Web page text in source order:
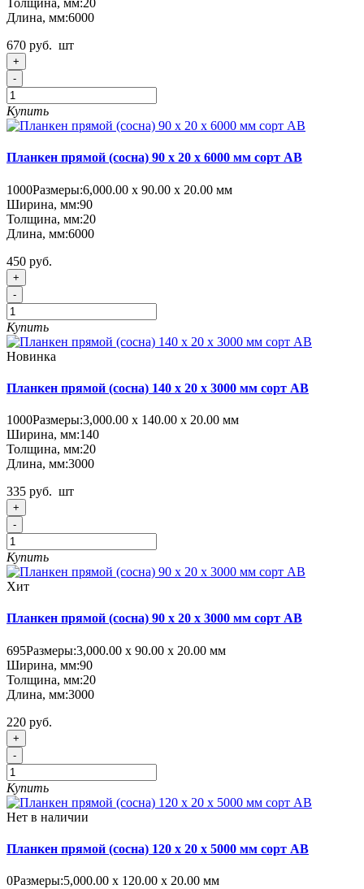
Толщина, мм:20
Длина, мм:6000
670 руб. шт
+
-
Купить
Планкен прямой (сосна) 90 x 20 x 6000 мм сорт AB
1000Размеры:6,000.00 х 90.00 х 20.00 мм
Ширина, мм:90
Толщина, мм:20
Длина, мм:6000
450 руб.
+
-
Купить
Новинка
Планкен прямой (сосна) 140 x 20 x 3000 мм сорт AB
1000Размеры:3,000.00 х 140.00 х 20.00 мм
Ширина, мм:140
Толщина, мм:20
Длина, мм:3000
335 руб. шт
+
-
Купить
Хит
Планкен прямой (сосна) 90 x 20 x 3000 мм сорт AB
695Размеры:3,000.00 х 90.00 х 20.00 мм
Ширина, мм:90
Толщина, мм:20
Длина, мм:3000
220 руб.
+
-
Купить
Нет в наличии
Планкен прямой (сосна) 120 x 20 x 5000 мм сорт AB
0Размеры:5,000.00 х 120.00 х 20.00 мм